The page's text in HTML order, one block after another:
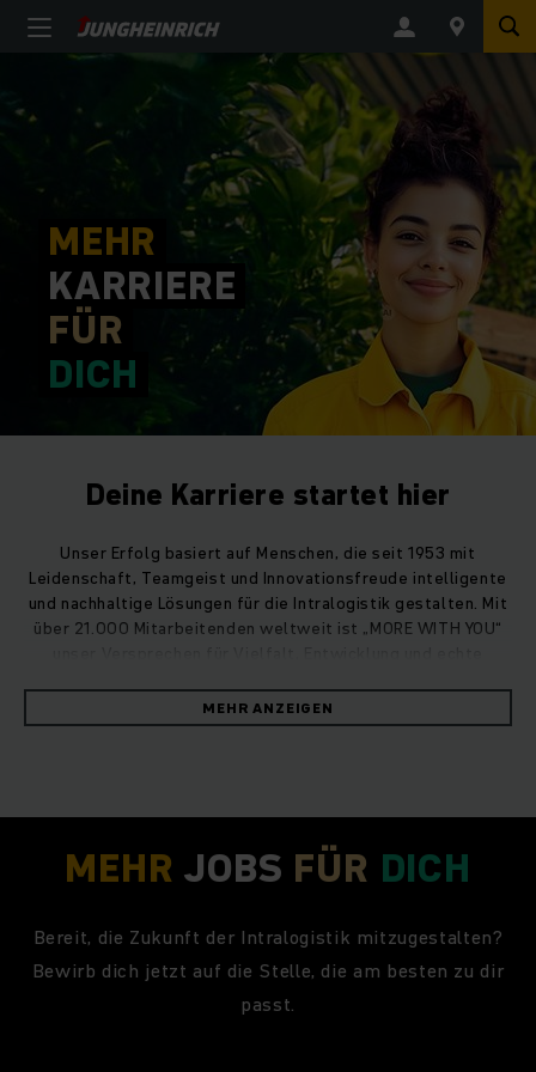
MEHR
KARRIERE
FÜR
DICH
Deine Karriere startet hier
Unser Erfolg basiert auf Menschen, die seit 1953 mit
Leidenschaft, Teamgeist und Innovationsfreude intelligente
und nachhaltige Lösungen für die Intralogistik gestalten. Mit
über 21.000 Mitarbeitenden weltweit ist „MORE WITH YOU“
MEHR ANZEIGEN
MEHR JOBS FÜR DICH
Bereit, die Zukunft der Intralogistik mitzugestalten?
Bewirb dich jetzt auf die Stelle, die am besten zu dir
passt.